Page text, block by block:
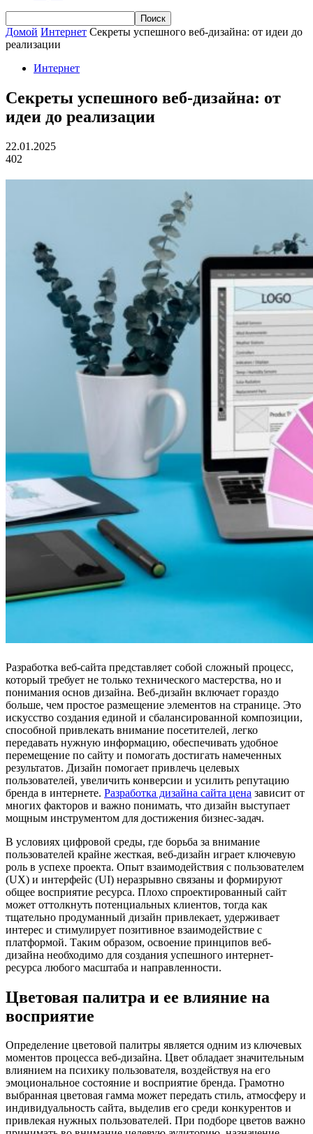
Домой Интернет Секреты успешного веб-дизайна: от идеи до
реализации
Интернет
Секреты успешного веб-дизайна: от
идеи до реализации
22.01.2025
402
Разработка веб-сайта представляет собой сложный процесс,
который требует не только технического мастерства, но и
понимания основ дизайна. Веб-дизайн включает гораздо
больше, чем простое размещение элементов на странице. Это
искусство создания единой и сбалансированной композиции,
способной привлекать внимание посетителей, легко
передавать нужную информацию, обеспечивать удобное
перемещение по сайту и помогать достигать намеченных
результатов. Дизайн помогает привлечь целевых
пользователей, увеличить конверсии и усилить репутацию
бренда в интернете. Разработка дизайна сайта цена зависит от
многих факторов и важно понимать, что дизайн выступает
мощным инструментом для достижения бизнес-задач.
В условиях цифровой среды, где борьба за внимание
пользователей крайне жесткая, веб-дизайн играет ключевую
роль в успехе проекта. Опыт взаимодействия с пользователем
(UX) и интерфейс (UI) неразрывно связаны и формируют
общее восприятие ресурса. Плохо спроектированный сайт
может оттолкнуть потенциальных клиентов, тогда как
тщательно продуманный дизайн привлекает, удерживает
интерес и стимулирует позитивное взаимодействие с
платформой. Таким образом, освоение принципов веб-
дизайна необходимо для создания успешного интернет-
ресурса любого масштаба и направленности.
Цветовая палитра и ее влияние на
восприятие
Определение цветовой палитры является одним из ключевых
моментов процесса веб-дизайна. Цвет обладает значительным
влиянием на психику пользователя, воздействуя на его
эмоциональное состояние и восприятие бренда. Грамотно
выбранная цветовая гамма может передать стиль, атмосферу и
индивидуальность сайта, выделив его среди конкурентов и
привлекая нужных пользователей. При подборе цветов важно